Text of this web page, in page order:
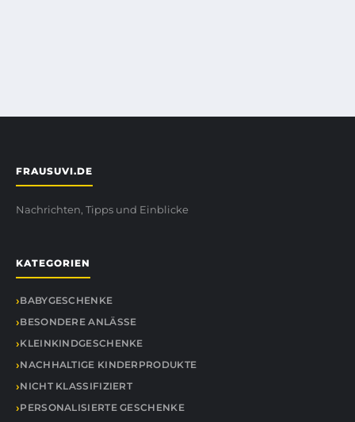
FRAUSUVI.DE
Nachrichten, Tipps und Einblicke
KATEGORIEN
BABYGESCHENKE
BESONDERE ANLÄSSE
KLEINKINDGESCHENKE
NACHHALTIGE KINDERPRODUKTE
NICHT KLASSIFIZIERT
PERSONALISIERTE GESCHENKE